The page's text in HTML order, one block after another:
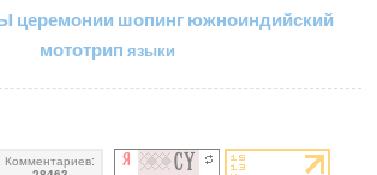
церемонии шопингюжноиндийский
мототрип языки
Комментариев: